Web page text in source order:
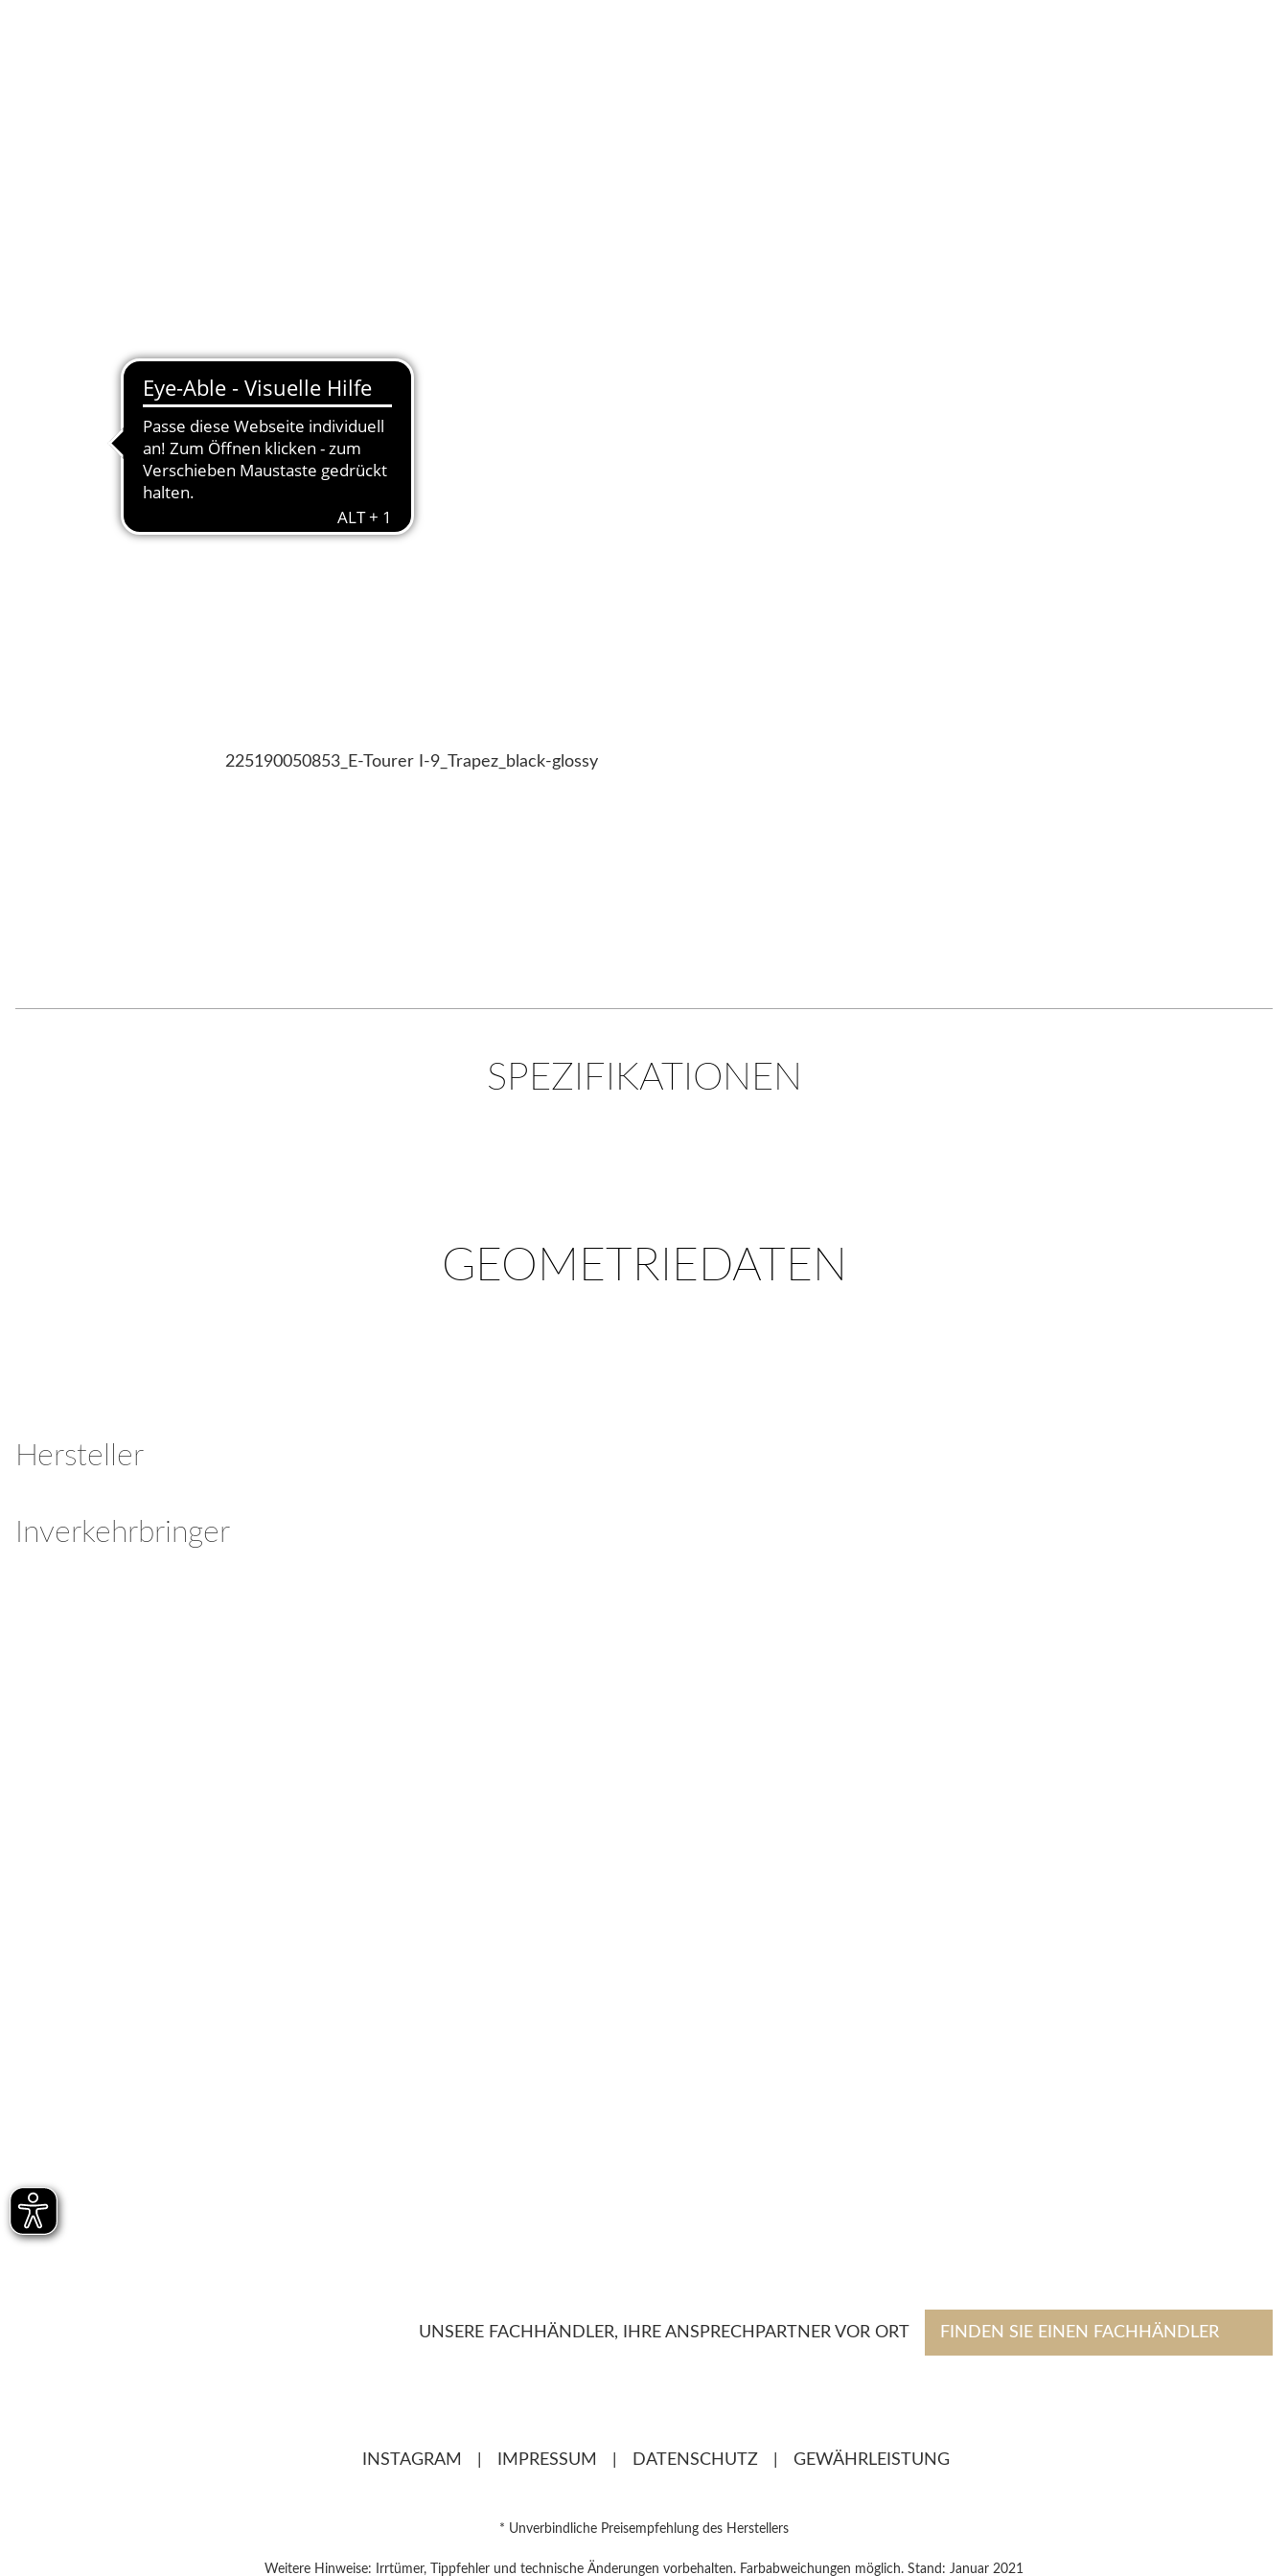
225190050853_E-Tourer I-9_Trapez_black-glossy
SPEZIFIKATIONEN
GEOMETRIEDATEN
Hersteller
Inverkehrbringer
UNSERE FACHHÄNDLER, IHRE ANSPRECHPARTNER VOR ORT FINDEN SIE EINEN FACHHÄNDLER
INSTAGRAM IMPRESSUM DATENSCHUTZ GEWÄHRLEISTUNG
* Unverbindliche Preisempfehlung des Herstellers
Weitere Hinweise: Irrtümer, Tippfehler und technische Änderungen vorbehalten. Farbabweichungen möglich. Stand: Januar 2021